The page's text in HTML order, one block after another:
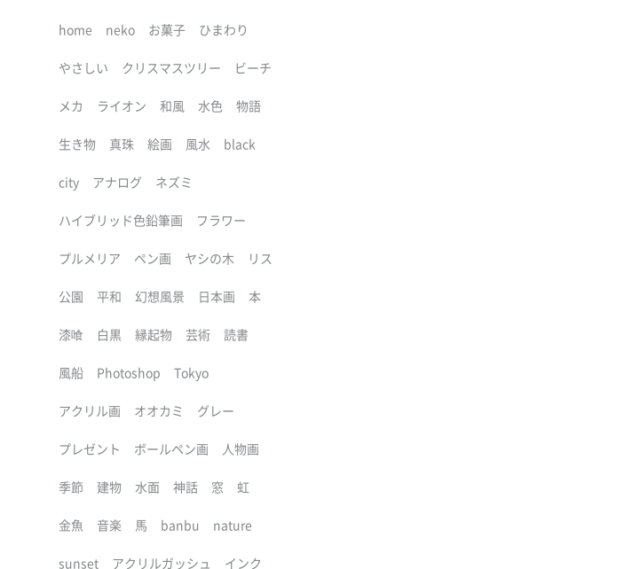
home neko お菓子 ひまわり
やさしい クリスマスツリー ビーチ
メカ ライオン 和風 水色 物語
生き物 真珠 絵画 風水 black
city アナログ ネズミ
ハイブリッド色鉛筆画 フラワー
プルメリア ペン画 ヤシの木 リス
公園 平和 幻想風景 日本画 本
漆喰 白黒 縁起物 芸術 読書
風船 Photoshop Tokyo
アクリル画 オオカミ グレー
プレゼント ボールペン画 人物画
季節 建物 水面 神話 窓 虹
金魚 音楽 馬 banbu nature
sunset アクリルガッシュ インク